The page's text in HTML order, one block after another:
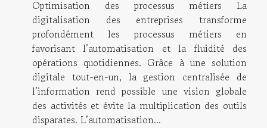
Optimisation des processus métiers La
digitalisation des entreprises transforme
profondément les processus métiers en
favorisant l’automatisation et la fluidité des
opérations quotidiennes. Grâce à une solution
digitale tout-en-un, la gestion centralisée de
l’information rend possible une vision globale
des activités et évite la multiplication des outils
disparates. L’automatisation...